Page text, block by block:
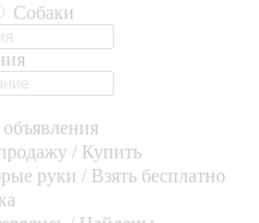
Собаки
/ Купить
руки / Взять бесплатно